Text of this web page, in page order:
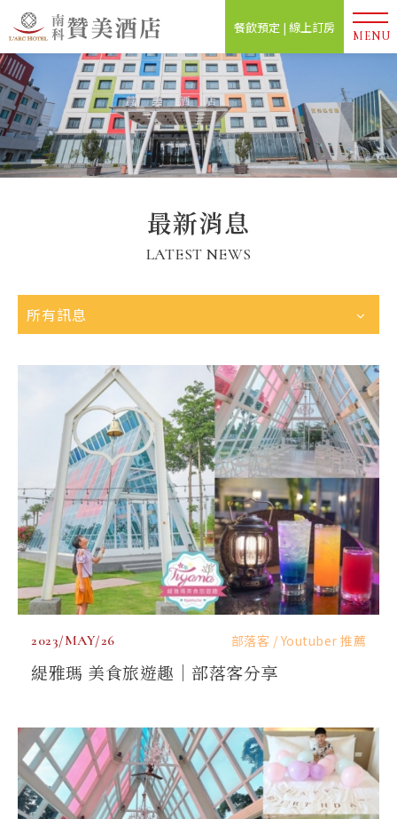
最新消息
LATEST NEWS
所有訊息
2023/MAY/26 部落客 / Youtuber 推薦
緹雅瑪 美食旅遊趣｜部落客分享
餐飲預定 | 線上訂房
MENU